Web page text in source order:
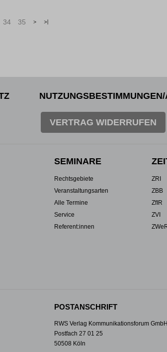
34 35 > »
VERTRAG WIDERRUFEN
SEMINARE
Rechtsgebiete
Veranstaltungsarten
Alle Termine
Service
Referent:innen
ZRI
ZBB
ZfIR
ZVI
POSTANSCHRIFT
RWS Verlag Kommunikationsforum
Postfach 27 01 25
50508 Köln